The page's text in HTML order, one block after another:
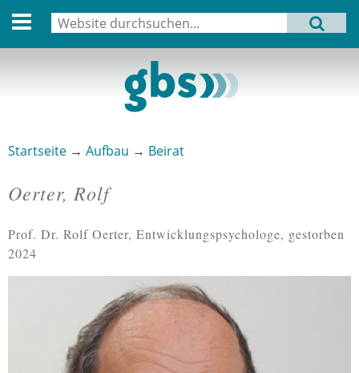
English version
Termine
Archiv
Verbindungen
Impressum
MENU
Startseite → Aufbau → Beirat
Oerter, Rolf
Prof. Dr. Rolf Oerter, Entwicklungspsychologe, gestorben
2024
Suchformular
Suche